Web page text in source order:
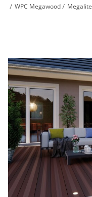
WPC Megawood
Megalite